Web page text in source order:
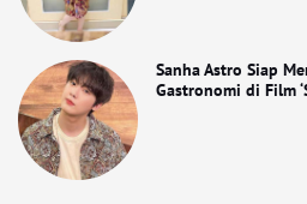
Sanha Astro Siap
Gastronomi di Film